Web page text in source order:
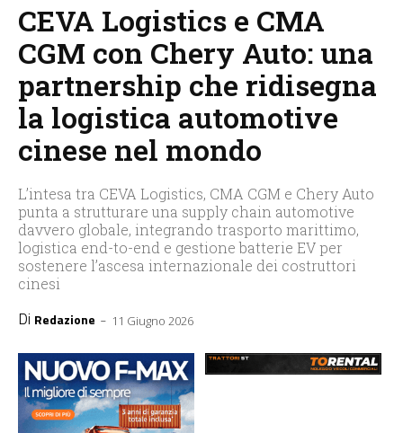
CEVA Logistics e CMA
CGM con Chery Auto: una
partnership che ridisegna
la logistica automotive
cinese nel mondo
L’intesa tra CEVA Logistics, CMA CGM e Chery Auto
punta a strutturare una supply chain automotive
davvero globale, integrando trasporto marittimo,
logistica end-to-end e gestione batterie EV per
sostenere l’ascesa internazionale dei costruttori
cinesi
Di Redazione - 11 Giugno 2026